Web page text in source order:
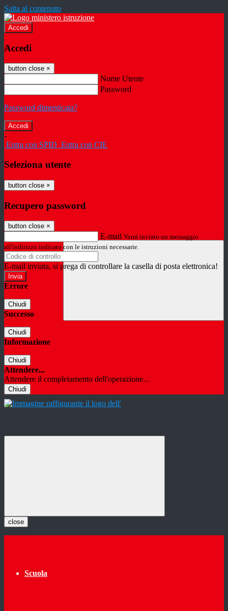
Salta al contenuto
Accedi
Accedi
button close ×
Nome Utente
Password
Password dimenticata?
-
Entra con SPID Entra con CIE
Seleziona utente
button close ×
Recupero password
button close ×
E-mail Verrà inviato un messaggio
all'indirizzo indicato con le istruzioni necessarie.
E-mail inviata, si prega di controllare la casella di posta elettronica!
Errore
Chiudi
Successo
Chiudi
Informazione
Chiudi
Attendere...
Attendere il completamento dell'operazione...
Chiudi
close
Scuola